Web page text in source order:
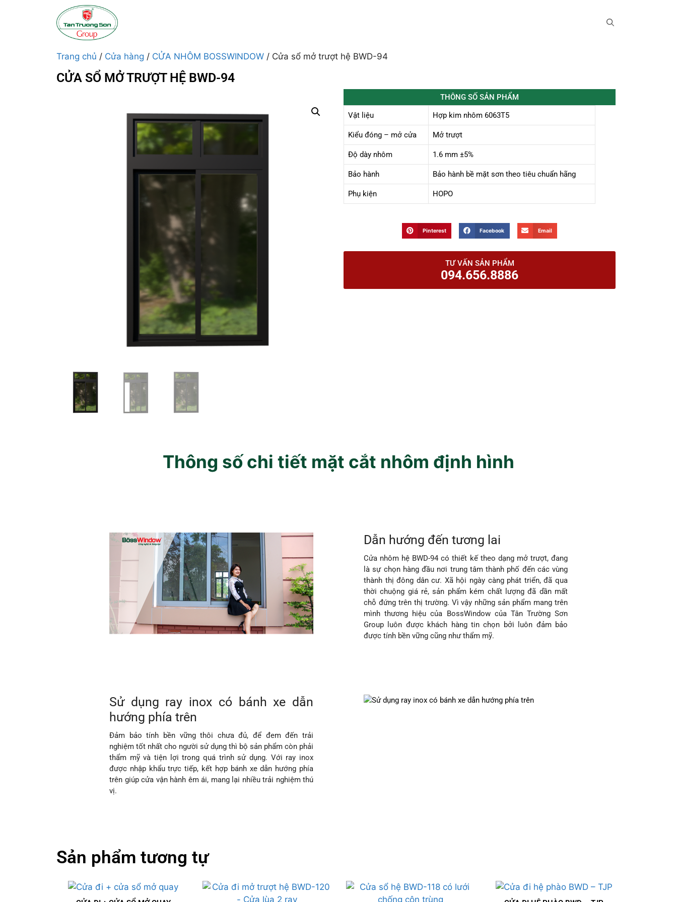
Trang chủ / Cửa hàng / CỬA NHÔM BOSSWINDOW / Cửa sổ mở trượt hệ BWD-94
CỬA SỔ MỞ TRƯỢT HỆ BWD-94
THÔNG SỐ SẢN PHẨM
Vật liệu
Hợp kim nhôm 6063T5
Kiểu đóng – mở cửa Mở trượt
Độ dày nhôm 1.6 mm ±5%
Bảo hành Bảo hành bề mặt sơn theo tiêu chuẩn hãng
Phụ kiện HOPO
Pinterest Facebook Email
TƯ VẤN SẢN PHẨM
094.656.8886
Thông số chi tiết mặt cắt nhôm định hình
Dẫn hướng đến tương lai
Cửa nhôm hệ BWD-94 có thiết kế theo dạng mở trượt, đang
là sự chọn hàng đầu nơi trung tâm thành phố đến các vùng
thành thị đông dân cư. Xã hội ngày càng phát triển, đã qua
thời chuộng giá rẻ, sản phẩm kém chất lượng đã dần mất
chỗ đứng trên thị trường. Vì vậy những sản phẩm mang trên
mình thương hiệu của BossWindow của Tân Trường Sơn
Group luôn được khách hàng tin chọn bởi luôn đảm bảo
được tính bền vững cũng như thẩm mỹ.
Sử dụng ray inox có bánh xe dẫn
hướng phía trên
Đảm bảo tính bền vững thôi chưa đủ, để đem đến trải
nghiệm tốt nhất cho người sử dụng thì bộ sản phẩm còn phải
thẩm mỹ và tiện lợi trong quá trình sử dụng. Với ray inox
được nhập khẩu trực tiếp, kết hợp bánh xe dẫn hướng phía
trên giúp cửa vận hành êm ái, mang lại nhiều trải nghiệm thú
vị.
Sản phẩm tương tự